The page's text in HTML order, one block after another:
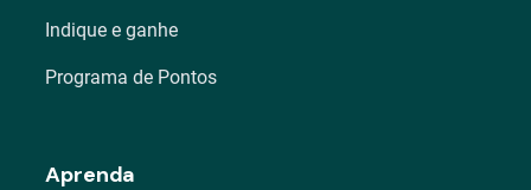
Indique e ganhe
Programa de Pontos
Aprenda